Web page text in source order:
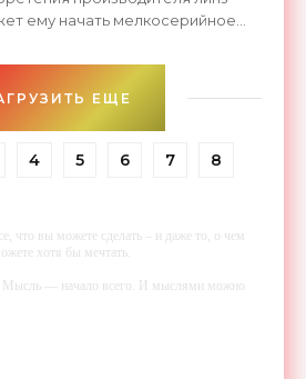
ему начать мелкосерийное
ЕЩЕ
4 5 6 7 8
что вы можете сделать – и даже то, о чем
хотя бы мечтать.
— начало всего. И мыслями можно